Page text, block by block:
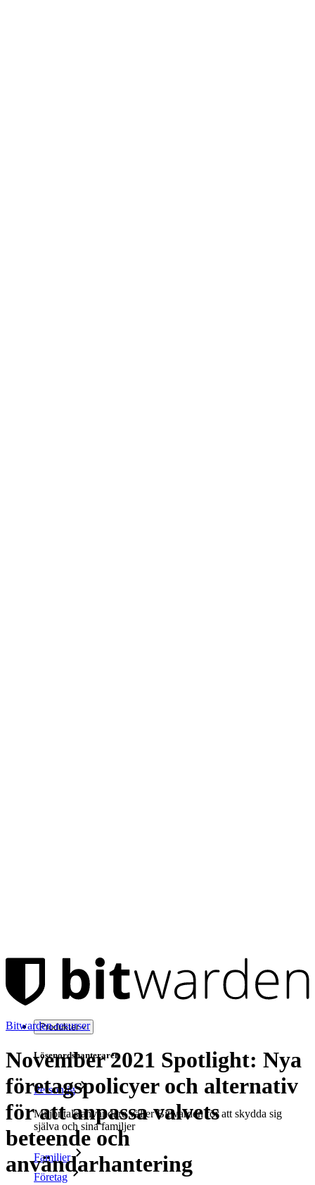
Produkter
Lösenordshanteraren
Personlig
Miljontals användare väljer Bitwarden för att skydda sig
själva och sina familjer
Familjer
Företag
Bitwarden-resurser
November 2021 Spotlight: Nya
företagspolicyer och alternativ
för att anpassa valvets
beteende och
användarhantering